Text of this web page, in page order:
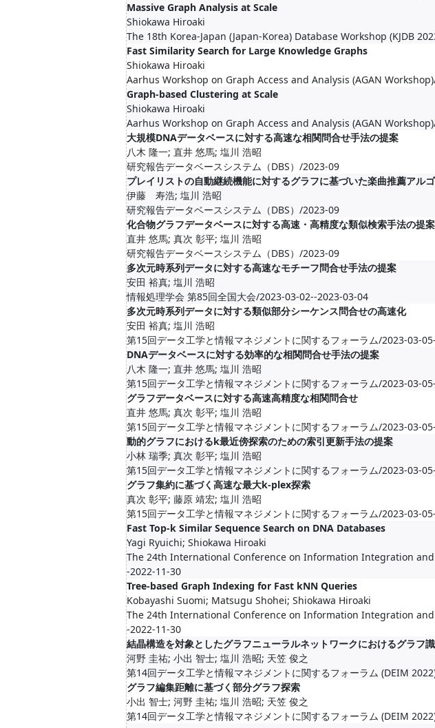
Massive Graph Analysis at Scale
Shiokawa Hiroaki
The 18th Korea-Japan (Japan-Korea) Database Workshop (KJDB
Fast Similarity Search for Large Knowledge Graphs
Shiokawa Hiroaki
Aarhus Workshop on Graph Access and Analysis (AGAN
Graph-based Clustering at Scale
Shiokawa Hiroaki
Aarhus Workshop on Graph Access and Analysis (AGAN
大規模DNAデータベースに対する高速な相関問合せ手法の提案
八木 隆一; 直井 悠馬; 塩川 浩昭
研究報告データベースシステム（DBS）/2023-09
プレイリストの自動継続機能に対するグラフに基づいた楽曲推薦アル
伊藤 寿浩; 塩川 浩昭
研究報告データベースシステム（DBS）/2023-09
化合物グラフデータベースに対する高速・高精度な類似検索手法の提案
直井 悠馬; 真次 彰平; 塩川 浩昭
研究報告データベースシステム（DBS）/2023-09
多次元時系列データに対する高速なモチーフ問合せ手法の提案
安田 裕真; 塩川 浩昭
情報処理学会 第85回全国大会/2023-03-02--2023-03-04
多次元時系列データに対する類似部分シーケンス問合せの高速化
安田 裕真; 塩川 浩昭
第15回データ工学と情報マネジメントに関するフォーラム/2023-03-
DNAデータベースに対する効率的な相関問合せ手法の提案
八木 隆一; 直井 悠馬; 塩川 浩昭
第15回データ工学と情報マネジメントに関するフォーラム/2023-03-
グラフデータベースに対する高速高精度な相関問合せ
直井 悠馬; 真次 彰平; 塩川 浩昭
第15回データ工学と情報マネジメントに関するフォーラム/2023-03-
動的グラフにおけるk最近傍探索のための索引更新手法の提案
小林 瑞季; 真次 彰平; 塩川 浩昭
第15回データ工学と情報マネジメントに関するフォーラム/2023-03-
グラフ集約に基づく高速な最大k-plex探索
真次 彰平; 藤原 靖宏; 塩川 浩昭
第15回データ工学と情報マネジメントに関するフォーラム/2023-03-
Fast Top-k Similar Sequence Search on DNA Databases
Yagi Ryuichi; Shiokawa Hiroaki
The 24th International Conference on Information Integration and
-2022-11-30
Tree-based Graph Indexing for Fast kNN Queries
Kobayashi Suomi; Matsugu Shohei; Shiokawa Hiroaki
The 24th International Conference on Information Integration and
-2022-11-30
結晶構造を対象としたグラフニューラルネットワークにおけるグラフ
河野 圭祐; 小出 智士; 塩川 浩昭; 天笠 俊之
第14回データ工学と情報マネジメントに関するフォーラム (DEIM
グラフ編集距離に基づく部分グラフ探索
小出 智士; 河野 圭祐; 塩川 浩昭; 天笠 俊之
第14回データ工学と情報マネジメントに関するフォーラム (DEIM